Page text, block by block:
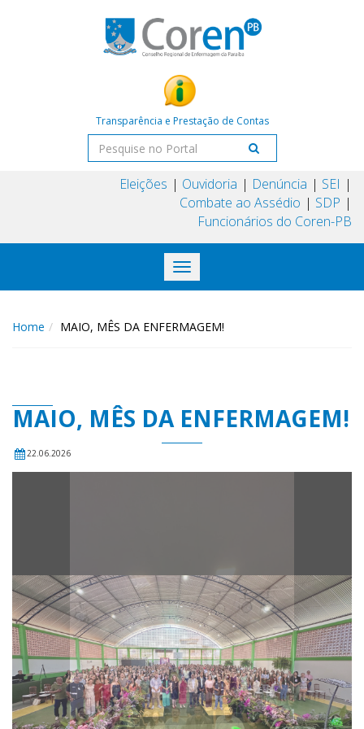
Transparência e Prestação de Contas
Eleições Ouvidoria Denúncia
SEI
Combate ao Assédio
SDP
Funcionários do Coren-PB
Toggle
navigation
Home MAIO, MÊS DA ENFERMAGEM!
MAIO, MÊS DA ENFERMAGEM!
22.06.2026